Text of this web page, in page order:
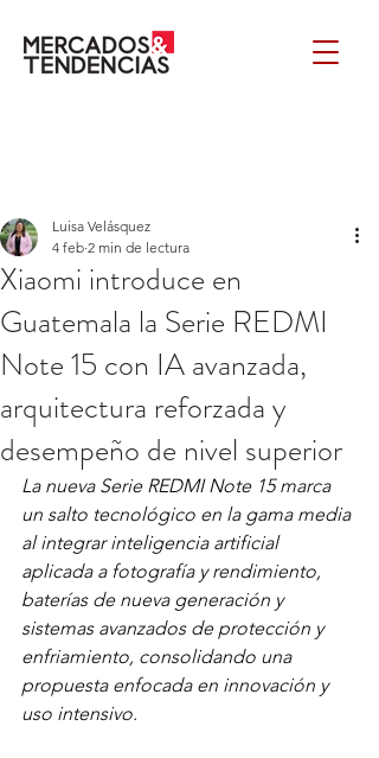
Xiaomi introduce en
Guatemala la Serie REDMI
Note 15 con IA avanzada,
arquitectura reforzada y
desempeño de nivel superior
Luisa Velásquez
4 feb 2 min de lectura
La nueva Serie REDMI Note 15 marca
un salto tecnológico en la gama media
al integrar inteligencia artificial
aplicada a fotografía y rendimiento,
baterías de nueva generación y
sistemas avanzados de protección y
enfriamiento, consolidando una
propuesta enfocada en innovación y
uso intensivo.